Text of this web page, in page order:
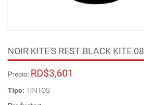
NOIR KITE'S REST BLACK KITE 08
Precio: RD$3,601
Tipo: TINTOS